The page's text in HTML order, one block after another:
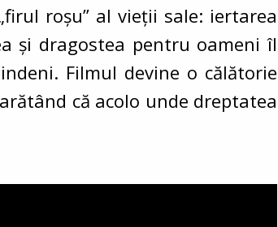
roșu” al vieții sale: iertarea
și dragostea pentru oameni îl
Filmul devine o călătorie
că acolo unde dreptatea